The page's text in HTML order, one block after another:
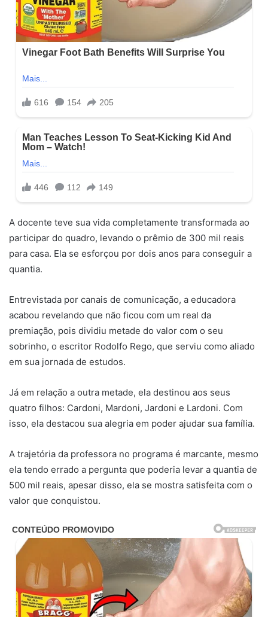
A docente teve sua vida completamente transformada ao
participar do quadro, levando o prêmio de 300 mil reais
para casa. Ela se esforçou por dois anos para conseguir a
quantia.
Entrevistada por canais de comunicação, a educadora
acabou revelando que não ficou com um real da
premiação, pois dividiu metade do valor com o seu
sobrinho, o escritor Rodolfo Rego, que serviu como aliado
em sua jornada de estudos.
Já em relação a outra metade, ela destinou aos seus
quatro filhos: Cardoni, Mardoni, Jardoni e Lardoni. Com
isso, ela destacou sua alegria em poder ajudar sua família.
A trajetória da professora no programa é marcante, mesmo
ela tendo errado a pergunta que poderia levar a quantia de
500 mil reais, apesar disso, ela se mostra satisfeita com o
valor que conquistou.